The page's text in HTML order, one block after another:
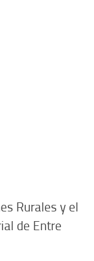
Rurales y el
de Entre